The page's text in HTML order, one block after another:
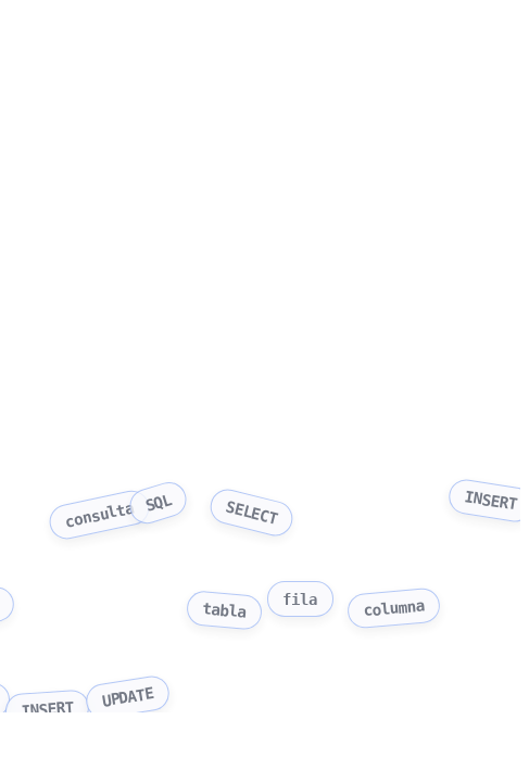
consulta SQL SELECT INSERT
tabla
fila columna
INSERT UPDATE